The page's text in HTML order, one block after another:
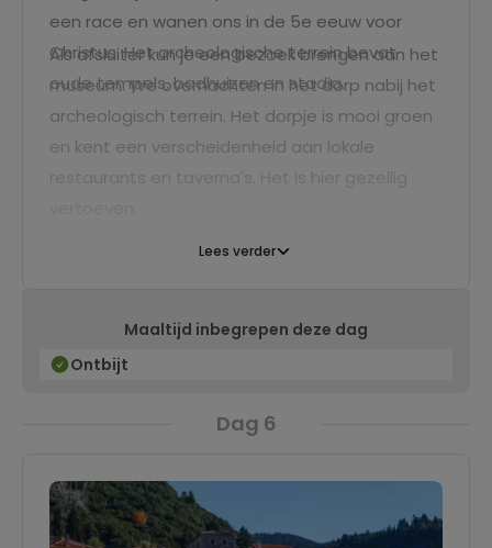
een race en wanen ons in de 5e eeuw voor
Christus. Het archeologische terrein bevat
oude tempels, badhuizen en stadia.
Als afsluiter kun je een bezoek brengen aan het
museum. We overnachten in het dorp nabij het
archeologisch terrein. Het dorpje is mooi groen
en kent een verscheidenheid aan lokale
Lees verder
Maaltijd inbegrepen deze dag
Ontbijt
Dag 6